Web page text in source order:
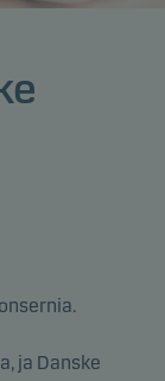
ja Danske